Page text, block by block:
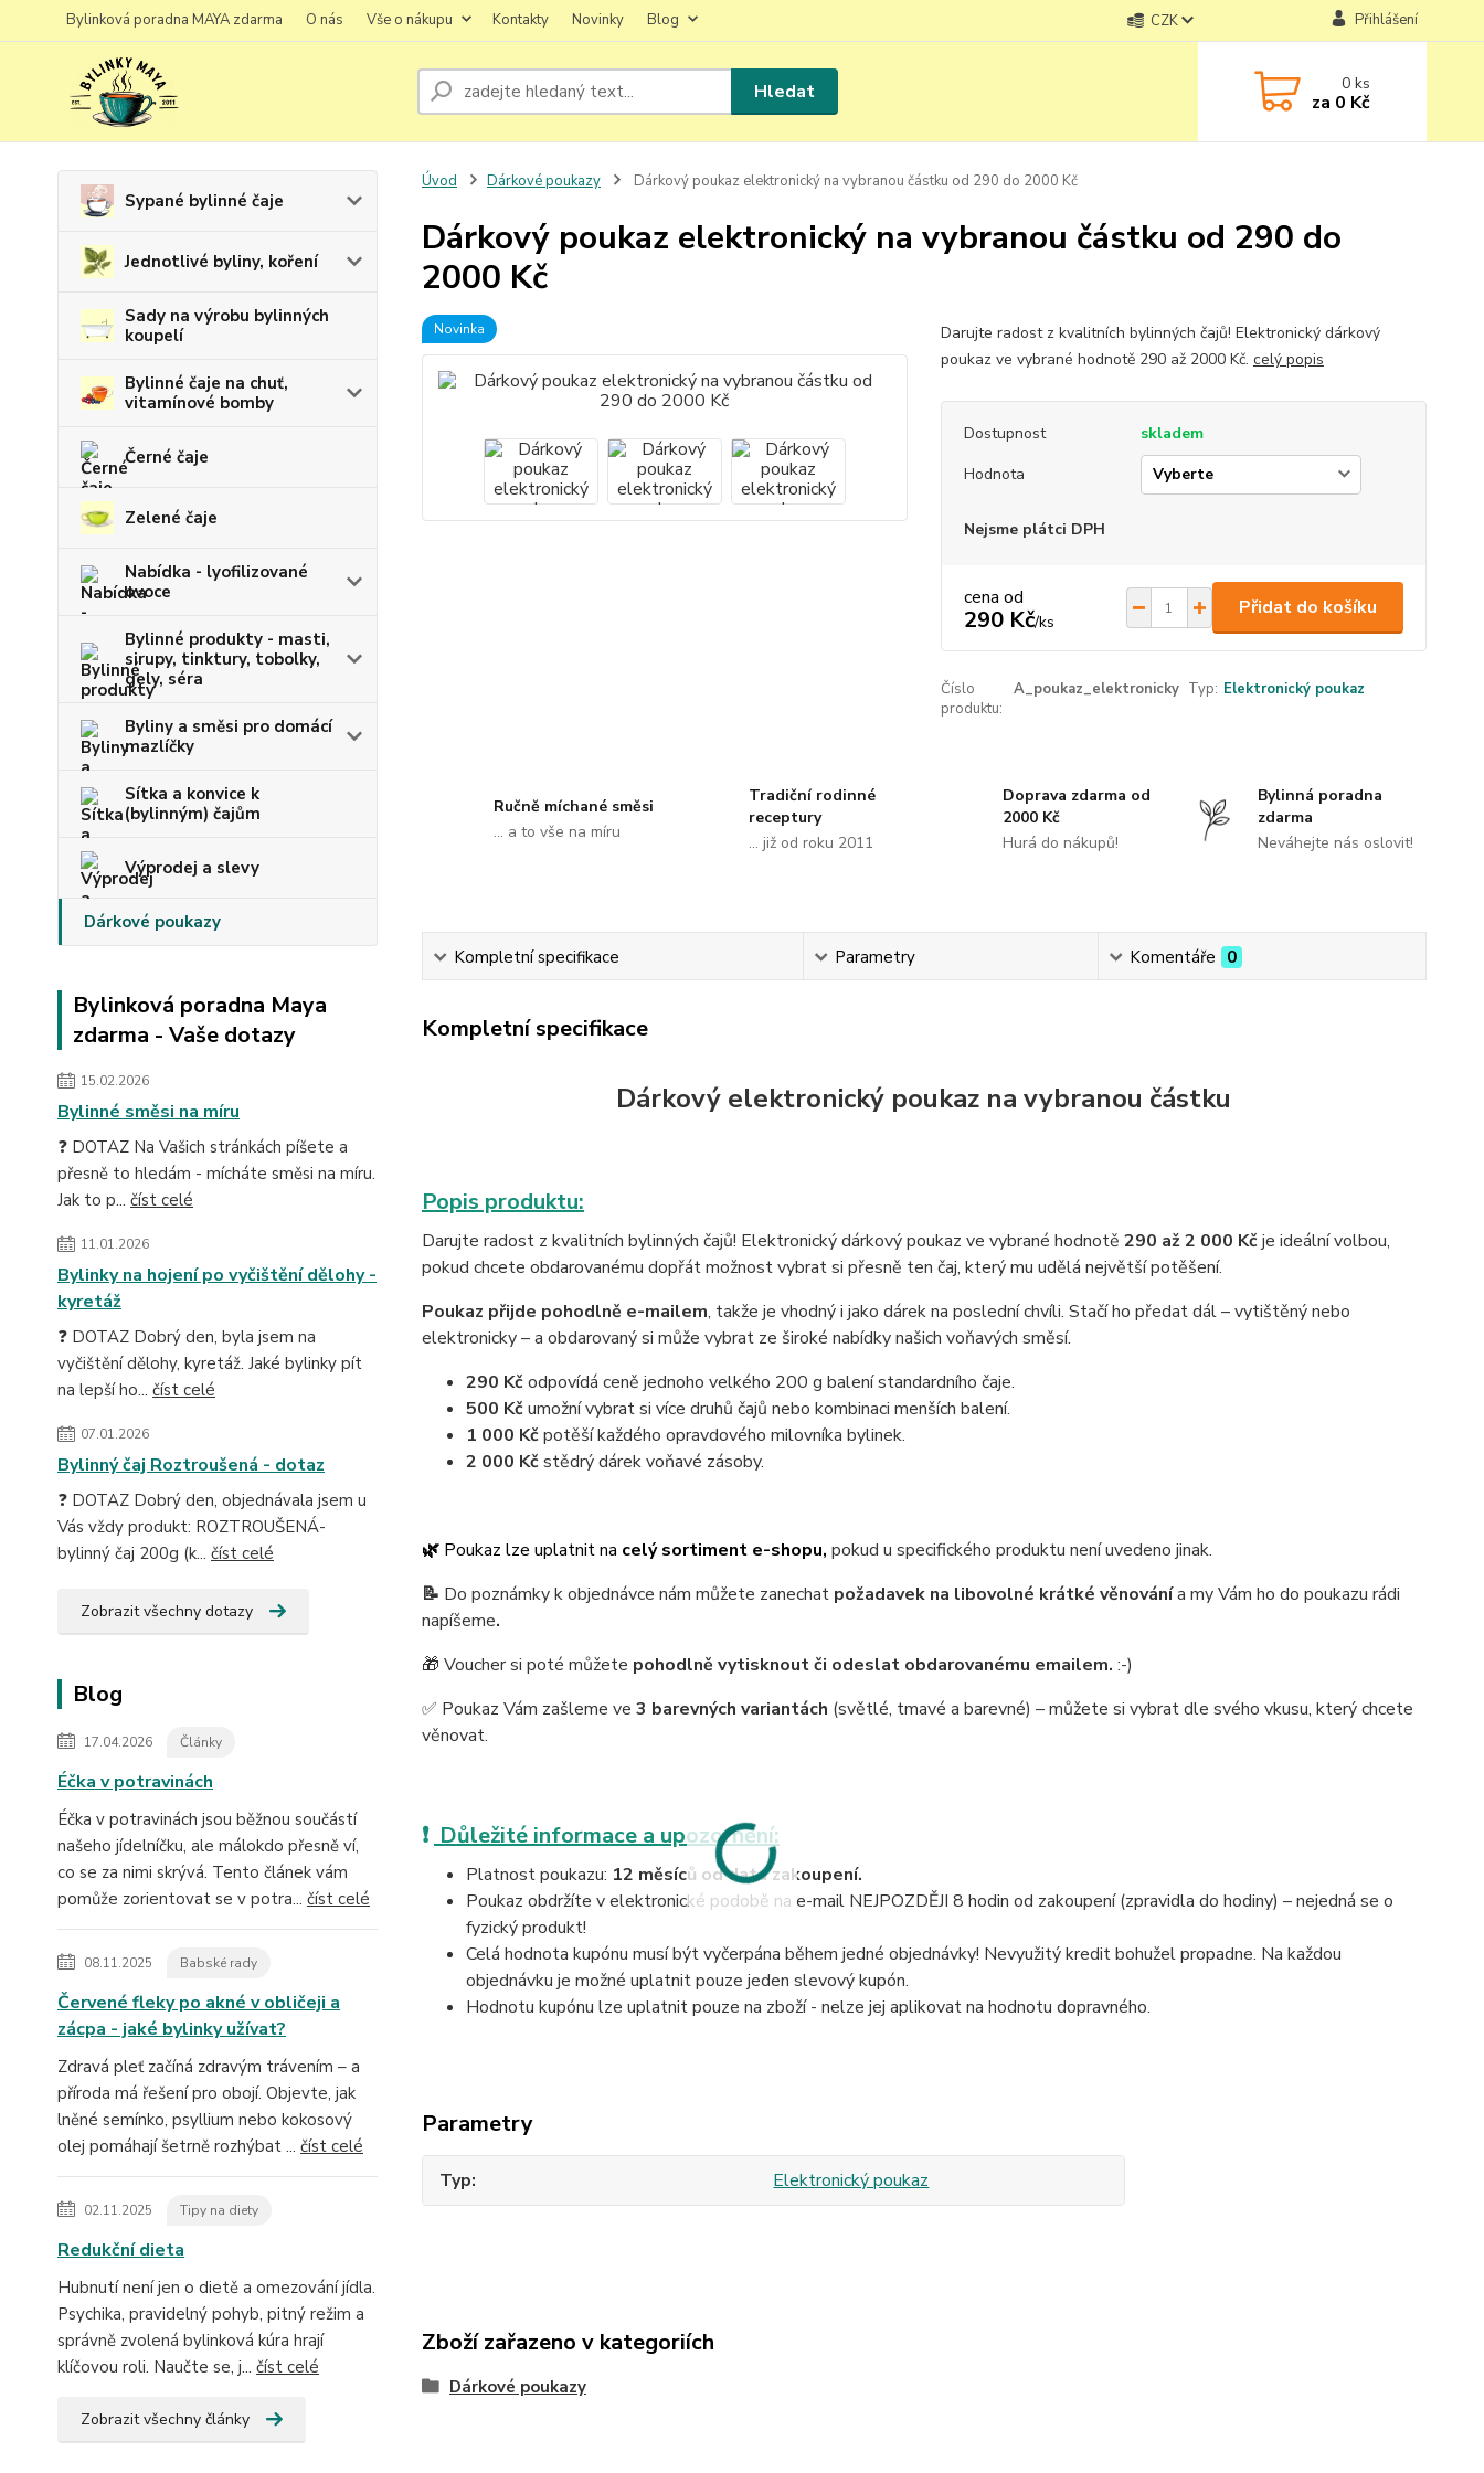
Bylinková poradna MAYA zdarma O nás Vše o nákupu Kontakty Novinky Blog CZK Přihlášení
Hledat 0ks
za 0 Kč
Sypané bylinné čaje
Jednotlivé byliny, koření
Sady na výrobu bylinných
koupelí
Bylinné čaje na chuť,
vitamínové bomby
Černé čaje
Zelené čaje
Nabídka - lyofilizované
ovoce
Bylinné produkty - masti,
sirupy, tinktury, tobolky,
gely, séra
Byliny a směsi pro domácí
mazlíčky
Sítka a konvice k
(bylinným) čajům
Výprodej a slevy
Dárkové poukazy
Bylinková poradna Maya
zdarma - Vaše dotazy
15.02.2026
Bylinné směsi na míru
❓ DOTAZ Na Vašich stránkách píšete a
přesně to hledám - mícháte směsi na míru.
Jak to p... číst celé
11.01.2026
Bylinky na hojení po vyčištění dělohy -
kyretáž
❓ DOTAZ Dobrý den, byla jsem na
vyčištění dělohy, kyretáž. Jaké bylinky pít
na lepší ho... číst celé
07.01.2026
Bylinný čaj Roztroušená - dotaz
❓ DOTAZ Dobrý den, objednávala jsem u
Vás vždy produkt: ROZTROUŠENÁ-
bylinný čaj 200g (k... číst celé
Zobrazit všechny dotazy
Blog
17.04.2026 Články
Éčka v potravinách
Éčka v potravinách jsou běžnou součástí
našeho jídelníčku, ale málokdo přesně ví,
co se za nimi skrývá. Tento článek vám
pomůže zorientovat se v potra... číst celé
08.11.2025 Babské rady
Červené fleky po akné v obličeji a
zácpa - jaké bylinky užívat?
Zdravá pleť začíná zdravým trávením – a
příroda má řešení pro obojí. Objevte, jak
lněné semínko, psyllium nebo kokosový
olej pomáhají šetrně rozhýbat ... číst celé
02.11.2025 Tipy na diety
Redukční dieta
Hubnutí není jen o dietě a omezování jídla.
Psychika, pravidelný pohyb, pitný režim a
správně zvolená bylinková kúra hrají
klíčovou roli. Naučte se, j... číst celé
Zobrazit všechny články
Úvod Dárkové poukazy Dárkový poukaz elektronický na vybranou částku od 290 do 2000 Kč
Dárkový poukaz elektronický na vybranou částku od 290 do
2000 Kč
Novinka
Darujte radost z kvalitních bylinných čajů! Elektronický dárkový
poukaz ve vybrané hodnotě 290 až 2000 Kč. celý popis
Dostupnost
skladem
Hodnota
Nejsme plátci DPH
cena od
290 Kč/ks
Přidat do košíku
Číslo
produktu:
A_poukaz_elektronicky Typ: Elektronický poukaz
Ručně míchané směsi
... a to vše na míru
Tradiční rodinné
receptury
... již od roku 2011
Doprava zdarma od
2000 Kč
Hurá do nákupů!
Bylinná poradna
zdarma
Neváhejte nás oslovit!
Kompletní specifikace Parametry Komentáře 0
Kompletní specifikace
Dárkový elektronický poukaz na vybranou částku
Popis produktu:
Darujte radost z kvalitních bylinných čajů! Elektronický dárkový poukaz ve vybrané hodnotě 290 až 2 000 Kčje ideální volbou,
pokud chcete obdarovanému dopřát možnost vybrat si přesně ten čaj, který mu udělá největší potěšení.
Poukaz přijde pohodlně e-mailem, takže je vhodný i jako dárek na poslední chvíli. Stačí ho předat dál – vytištěný nebo
elektronicky – a obdarovaný si může vybrat ze široké nabídky našich voňavých směsí.
290 Kčodpovídá ceně jednoho velkého 200 g balení standardního čaje.
500 Kčumožní vybrat si více druhů čajů nebo kombinaci menších balení.
1 000 Kčpotěší každého opravdového milovníka bylinek.
2 000 Kčstědrý dárek voňavé zásoby.
🌿 Poukaz lze uplatnit na celý sortiment e-shopu, pokud u specifického produktu není uvedeno jinak.
📝 Do poznámky k objednávce nám můžete zanechatpožadavek na libovolné krátké věnovánía my Vám ho do poukazu rádi
napíšeme.
🎁 Voucher si poté můžete pohodlně vytisknout či odeslat obdarovanému emailem. :-)
✅ Poukaz Vám zašleme ve 3 barevných variantách (světlé, tmavé a barevné) – můžete si vybrat dle svého vkusu, který chcete
věnovat.
❗ Důležité informace a upozornění:
Platnost poukazu: 12 měsíců od data zakoupení.
Poukaz obdržíte v elektronické podobě na e-mail NEJPOZDĚJI 8 hodin od zakoupení (zpravidla do hodiny) – nejedná se o
fyzický produkt!
Celá hodnota kupónu musí být vyčerpána během jedné objednávky! Nevyužitý kredit bohužel propadne. Na každou
objednávku je možné uplatnit pouze jeden slevový kupón.
Hodnotu kupónu lze uplatnit pouze na zboží - nelze jej aplikovat na hodnotu dopravného.
Parametry
Typ Elektronický poukaz
Zboží zařazeno v kategoriích
Dárkové poukazy